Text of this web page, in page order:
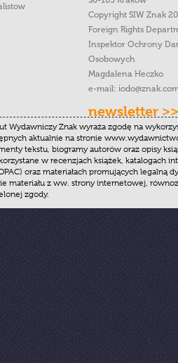
Copyright SIW Znak
Foreign Rights
Inspektor Ochrony
Osobowych
Magdalena Heczko
e-mail:
newsletter >>
Wydawniczy Znak wyraża zgodę na
aktualnie na stronie
tekstu, biogramy autorów oraz opisy
w recenzjach książek, katalogach
oraz materiałach promujących legalną
materiału z ww. strony internetowej,
zgody.